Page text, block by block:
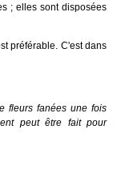
; elles sont disposées
préférable. C'est dans
fleurs fanées une fois
peut être fait pour